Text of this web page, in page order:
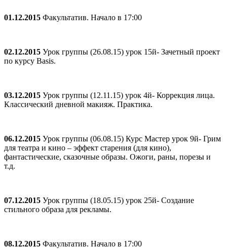
01.12.2015 Факультатив. Начало в 17:00
02.12.2015 Урок группы (26.08.15) урок 15й- Зачетный проект
по курсу Basis.
03.12.2015 Урок группы (12.11.15) урок 4й- Коррекция лица.
Классический дневной макияж. Практика.
06.12.2015 Урок группы (06.08.15) Курс Мастер урок 9й- Грим
для театра и кино – эффект старения (для кино),
фантастические, сказочные образы. Ожоги, раны, порезы и
т.д.
07.12.2015 Урок группы (18.05.15) урок 25й- Создание
стильного образа для рекламы.
08.12.2015 Факультатив. Начало в 17:00